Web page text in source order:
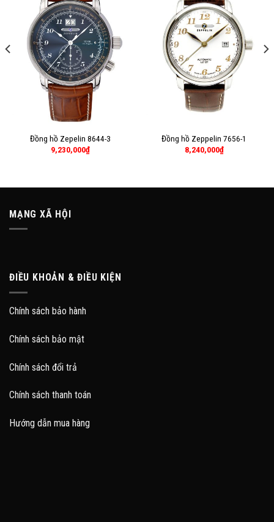
Đồng hồ Zepelin 8644-3
9,230,000₫
Đồng hồ Zeppelin 7656-1
8,240,000₫
MẠNG XÃ HỘI
ĐIỀU KHOẢN & ĐIỀU KIỆN
Chính sách bảo hành
Chính sách bảo mật
Chính sách đổi trả
Chính sách thanh toán
Hướng dẫn mua hàng